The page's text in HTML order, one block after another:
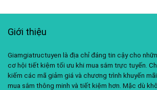
Giới thiệu
Giamgiatructuyen là địa chỉ đáng tin cậy cho
cơ hội tiết kiệm tối ưu khi mua sắm trực tuyến.
kiếm các mã giảm giá và chương trình khuyến
mua sắm thông minh và tiết kiệm hơn. Mặc dù